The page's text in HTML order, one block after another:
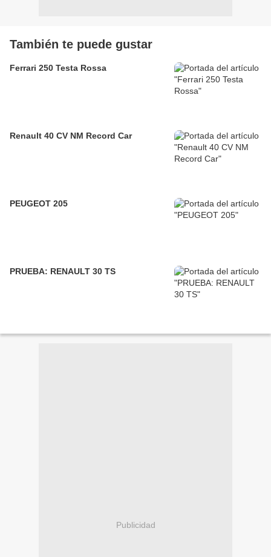
También te puede gustar
Ferrari 250 Testa Rossa
Renault 40 CV NM Record Car
PEUGEOT 205
PRUEBA: RENAULT 30 TS
Publicidad